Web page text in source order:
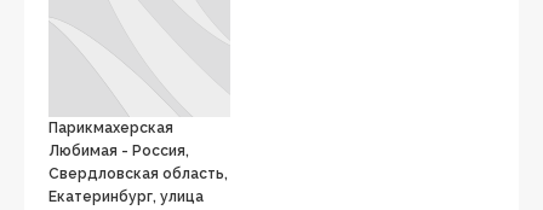
Парикмахерская
Любимая - Россия,
Свердловская область,
Екатеринбург, улица